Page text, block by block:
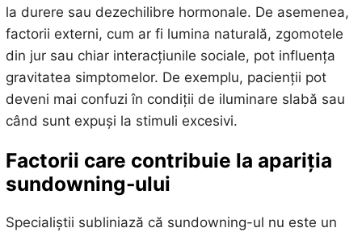
la durere sau dezechilibre hormonale. De asemenea,
factorii externi, cum ar fi lumina naturală, zgomotele
din jur sau chiar interacțiunile sociale, pot influența
gravitatea simptomelor. De exemplu, pacienții pot
deveni mai confuzi în condiții de iluminare slabă sau
când sunt expuși la stimuli excesivi.
Factorii care contribuie la apariția
sundowning-ului
Specialiștii subliniază că sundowning-ul nu este un